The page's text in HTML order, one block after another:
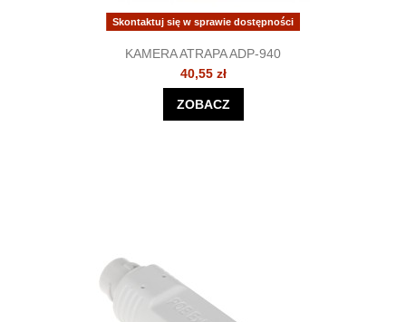
Skontaktuj się w sprawie dostępności
KAMERA ATRAPA ADP-940
40,55 zł
ZOBACZ